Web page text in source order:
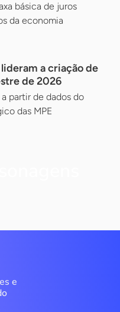
básica de juros
da economia
a criação de
de 2026
partir de dados do
das MPE
e